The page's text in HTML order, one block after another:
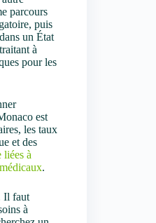
parcours
puis
un État
à
pour les
est
les taux
et des
liées à
.
Il faut
à